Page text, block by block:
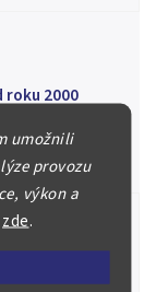
umožnili
provozu
výkon a
zde.
roku 2000
a vyznamenání